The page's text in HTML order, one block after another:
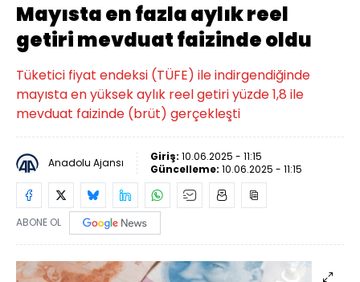
Mayısta en fazla aylık reel
getiri mevduat faizinde oldu
Tüketici fiyat endeksi (TÜFE) ile indirgendiğinde
mayısta en yüksek aylık reel getiri yüzde 1,8 ile
mevduat faizinde (brüt) gerçekleşti
Anadolu Ajansı Giriş: 10.06.2025 - 11:15
Güncelleme: 10.06.2025 - 11:15
ABONE OL